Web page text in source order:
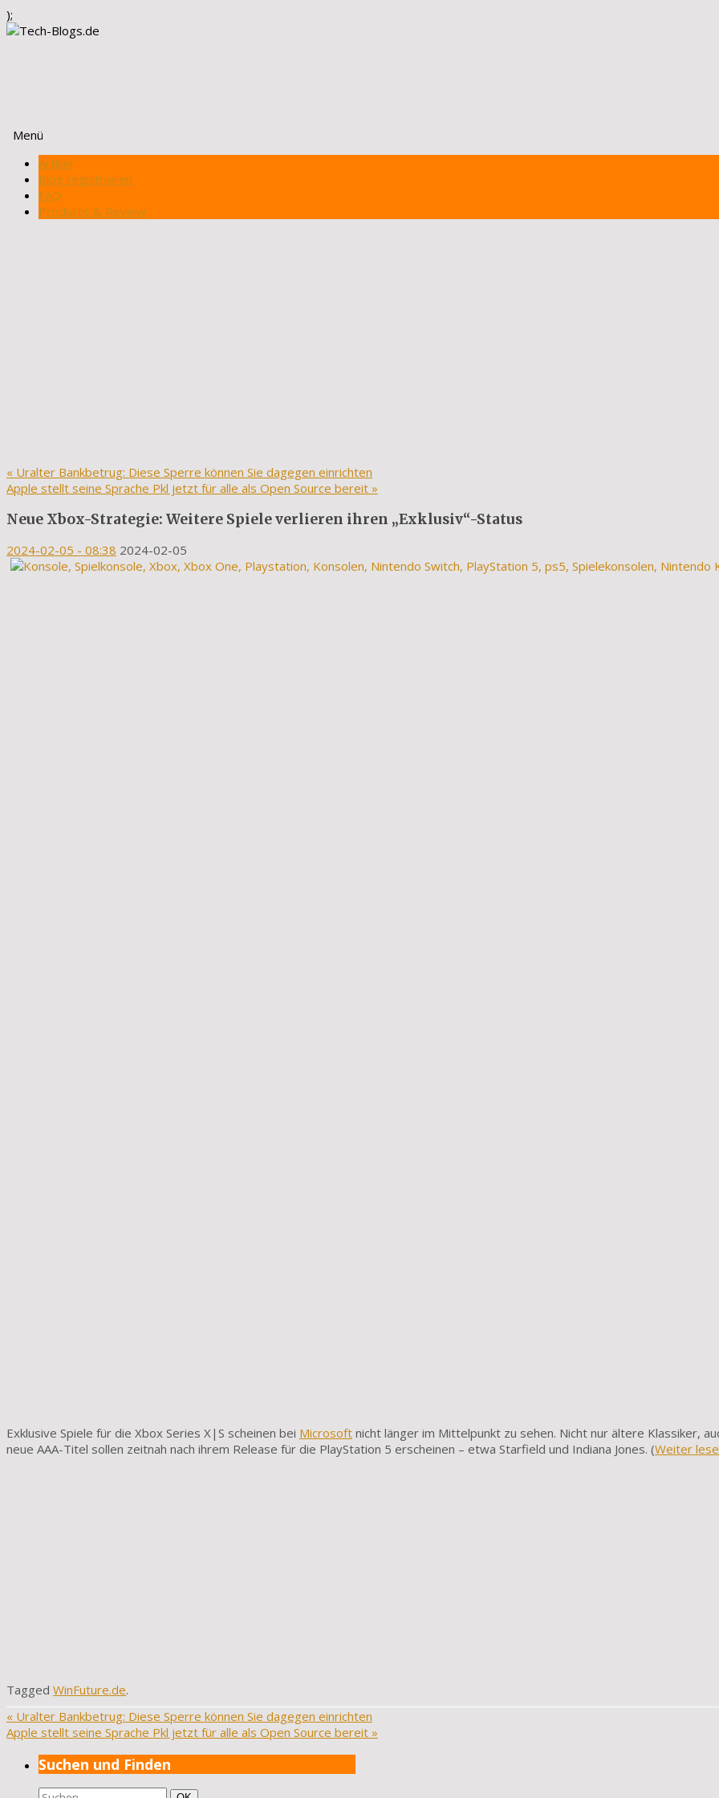
);
Menü
Zum
Inhalt
springen
Artikel
Blog registrieren
FAQ
Produkte & Review
« Uralter Bankbetrug: Diese Sperre können Sie dagegen einrichten
Apple stellt seine Sprache Pkl jetzt für alle als Open Source bereit »
Neue Xbox-Strategie: Weitere Spiele verlieren ihren „Exklusiv“-Status
2024-02-05 - 08:38 2024-02-05
Exklusive Spiele für die Xbox Series X|S scheinen bei Microsoft nicht länger im Mittelpunkt zu sehen. Nicht nur ältere Klassiker,
neue AAA-Titel sollen zeitnah nach ihrem Release für die PlayStation 5 erscheinen – etwa Starfield und Indiana Jones. (Weiter
Tagged WinFuture.de.
« Uralter Bankbetrug: Diese Sperre können Sie dagegen einrichten
Apple stellt seine Sprache Pkl jetzt für alle als Open Source bereit »
Suchen und Finden